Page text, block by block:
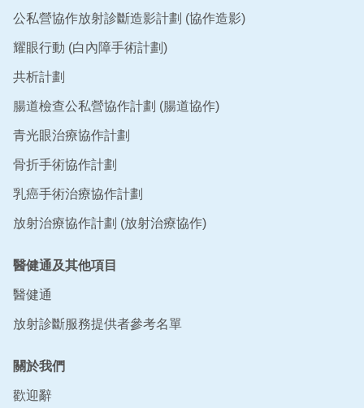
公私營協作放射診斷造影計劃 (協作造影)
耀眼行動 (白內障手術計劃)
共析計劃
腸道檢查公私營協作計劃 (腸道協作)
青光眼治療協作計劃
骨折手術協作計劃
乳癌手術治療協作計劃
放射治療協作計劃 (放射治療協作)
醫健通及其他項目
醫健通
放射診斷服務提供者參考名單
關於我們
歡迎辭